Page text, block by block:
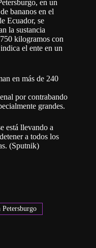
en un
bananos en el
Ecuador, se
la sustancia
kilogramos con
el ente en un
en más de 240
por contrabando
grandes.
está llevando a
a todos los
(Sputnik)
Petersburgo